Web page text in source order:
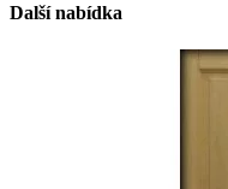
Další nabídka